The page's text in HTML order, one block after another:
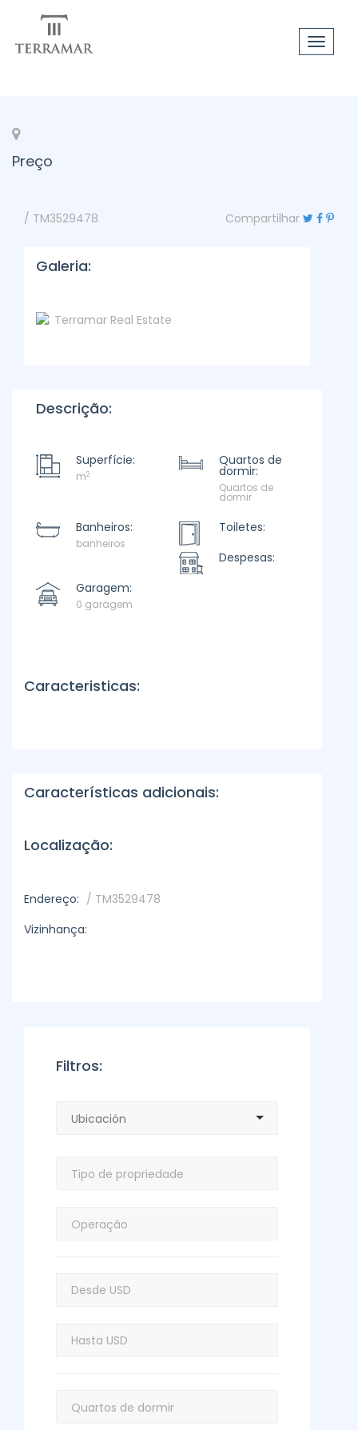
Toggle
Preço
/ TM3529478 Compartilhar
Galeria:
Descrição:
Superfície:
m2
Quartos de
dormir:
Quartos de
dormir
Banheiros:
banheiros
Toiletes:
Despesas:
Garagem:
0 garagem
Caracteristicas:
Características adicionais:
Localização:
Endereço: / TM3529478
Vizinhança:
Filtros: